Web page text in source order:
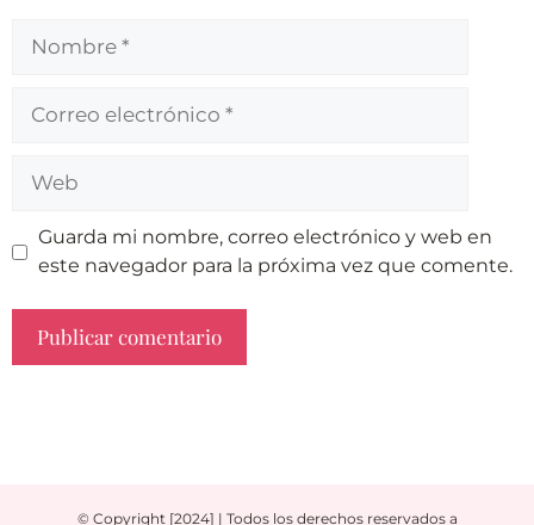
Guarda mi nombre, correo electrónico y web en
este navegador para la próxima vez que comente.
© Copyright [2024] | Todos los derechos reservados a